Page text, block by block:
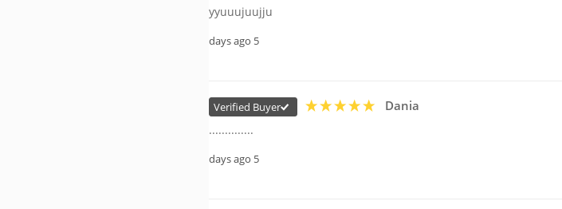
yyuuujuujju
5 days ago
Dania
Verified Buyer
..............
5 days ago